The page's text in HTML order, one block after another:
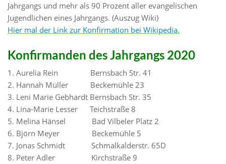
Jahrgangs und mehr als 90 Prozent aller evangelischen
Jugendlichen eines Jahrgangs. (Auszug Wiki)
Hier mal der Link zur Konfirmation bei Wikipedia.
Konfirmanden des Jahrgangs 2020
1. Aurelia Rein Bernsbach Str. 41
2. Hannah Müller Beckemühle 23
3. Leni Marie Gebhardt Bernsbach Str. 35
4. Lina-Marie Lesser Teichstraße 8
5. Melina Hänsel Bad Vilbeler Platz 2
6. Björn Meyer Beckemühle 5
7. Jonas Schmidt Schmalkalderstr. 65D
8. Peter Adler Kirchstraße 9